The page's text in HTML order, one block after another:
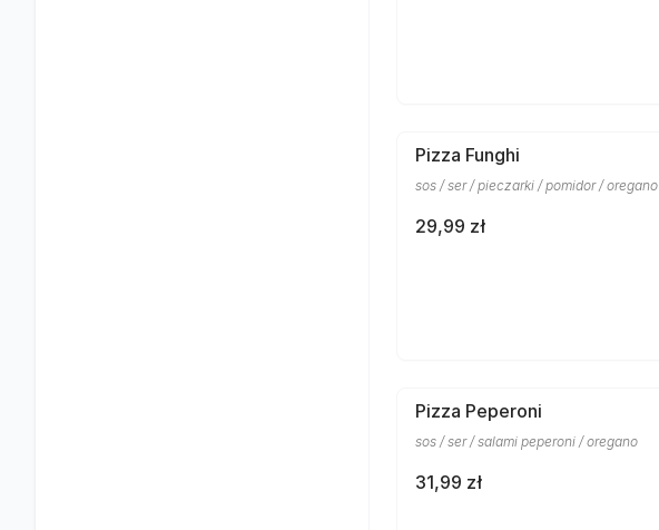
Pizza Funghi
sos / ser / pieczarki / pomidor / oregano
29,99 zł
Pizza Peperoni
sos / ser / salami peperoni / oregano
31,99 zł